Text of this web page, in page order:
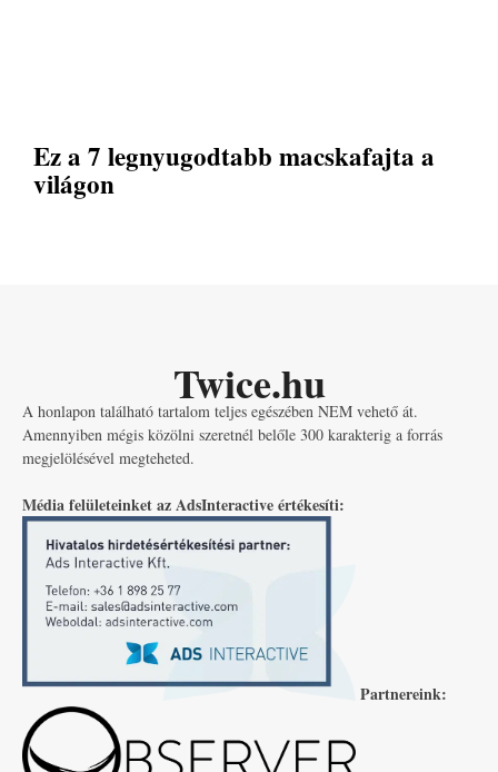
Ez a 7 legnyugodtabb macskafajta a
világon
Twice.hu
A honlapon található tartalom teljes egészében NEM vehető át.
Amennyiben mégis közölni szeretnél belőle 300 karakterig a forrás
megjelölésével megteheted.
Média felületeinket az AdsInteractive értékesíti:
Partnereink: